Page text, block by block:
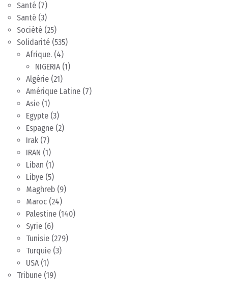
Santé (7)
Santé (3)
Société (25)
Solidarité (535)
Afrique. (4)
NIGERIA(1)
Algérie (21)
Amérique Latine (7)
Asie (1)
Egypte (3)
Espagne (2)
Irak (7)
IRAN (1)
Liban (1)
Libye (5)
Maghreb (9)
Maroc (24)
Palestine (140)
Syrie (6)
Tunisie (279)
Turquie (3)
USA(1)
Tribune (19)